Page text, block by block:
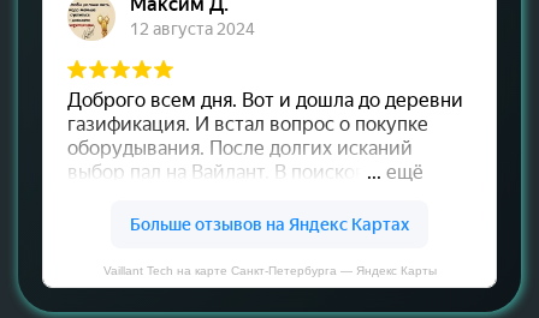
Vaillant Tech на карте Санкт‑Петербурга — Яндекс Карты